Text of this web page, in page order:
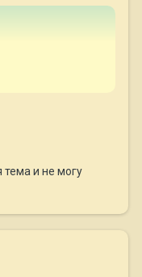
тема и не могу